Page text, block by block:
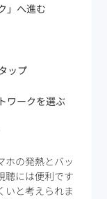
」へ進む
ップ
ワークを選ぶ
ホの発熱とバッ
聴には便利です
いと考えられま